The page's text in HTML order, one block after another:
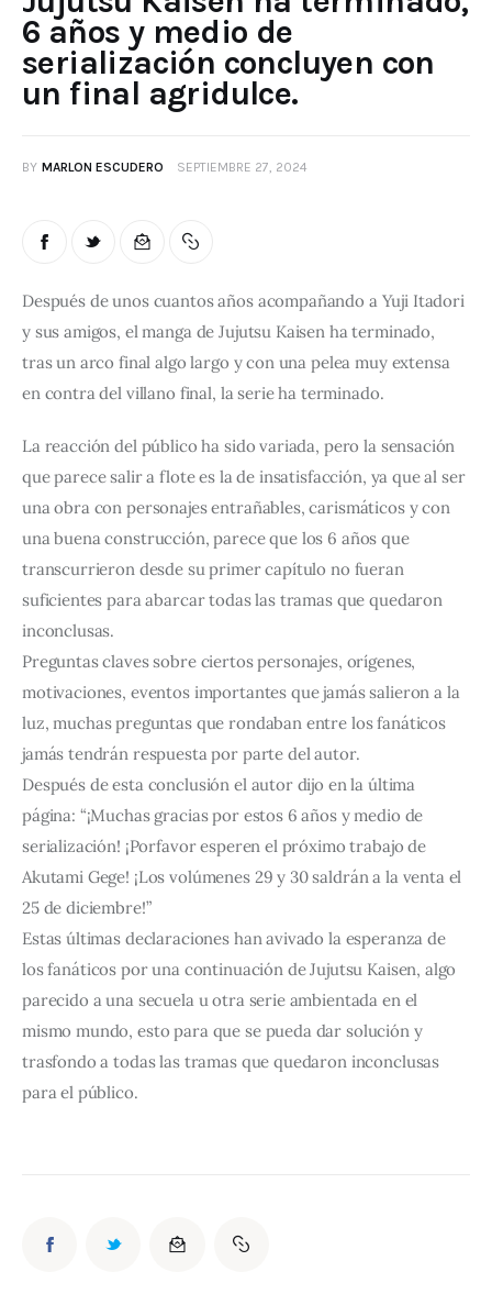
6 años y medio de
serialización concluyen con
un final agridulce.
BY MARLON ESCUDERO SEPTIEMBRE 27, 2024
Después de unos cuantos años acompañando a Yuji Itadori
y sus amigos, el manga de Jujutsu Kaisen ha terminado,
tras un arco final algo largo y con una pelea muy extensa
en contra del villano final, la serie ha terminado.
La reacción del público ha sido variada, pero la sensación
que parece salir a flote es la de insatisfacción, ya que al ser
una obra con personajes entrañables, carismáticos y con
una buena construcción, parece que los 6 años que
transcurrieron desde su primer capítulo no fueran
suficientes para abarcar todas las tramas que quedaron
inconclusas.
Preguntas claves sobre ciertos personajes, orígenes,
motivaciones, eventos importantes que jamás salieron a la
luz, muchas preguntas que rondaban entre los fanáticos
jamás tendrán respuesta por parte del autor.
Después de esta conclusión el autor dijo en la última
página: “¡Muchas gracias por estos 6 años y medio de
serialización! ¡Porfavor esperen el próximo trabajo de
Akutami Gege! ¡Los volúmenes 29 y 30 saldrán a la venta el
25 de diciembre!”
Estas últimas declaraciones han avivado la esperanza de
los fanáticos por una continuación de Jujutsu Kaisen, algo
parecido a una secuela u otra serie ambientada en el
mismo mundo, esto para que se pueda dar solución y
trasfondo a todas las tramas que quedaron inconclusas
para el público.